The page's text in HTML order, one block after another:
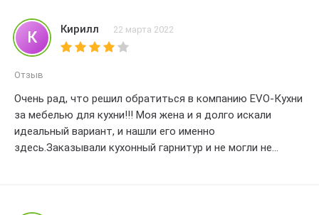
К Кирилл 22 марта 2022
Отзыв
Очень рад, что решил обратиться в компанию EVO-Кухни
за мебелью для кухни!!! Моя жена и я долго искали
идеальный вариант, и нашли его именно
здесь.Заказывали кухонный гарнитур и не могли не